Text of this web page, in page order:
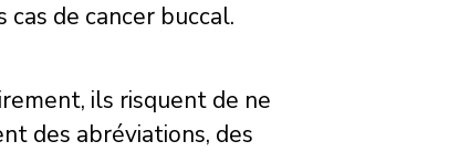
de cancer buccal.
ils risquent de ne
des abréviations, des